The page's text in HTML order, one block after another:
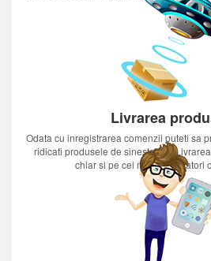
Livrarea
Odata cu inregistrarea comenzii puteti sa
ridicati produsele de
chiar si pe cei mai nerabdatori